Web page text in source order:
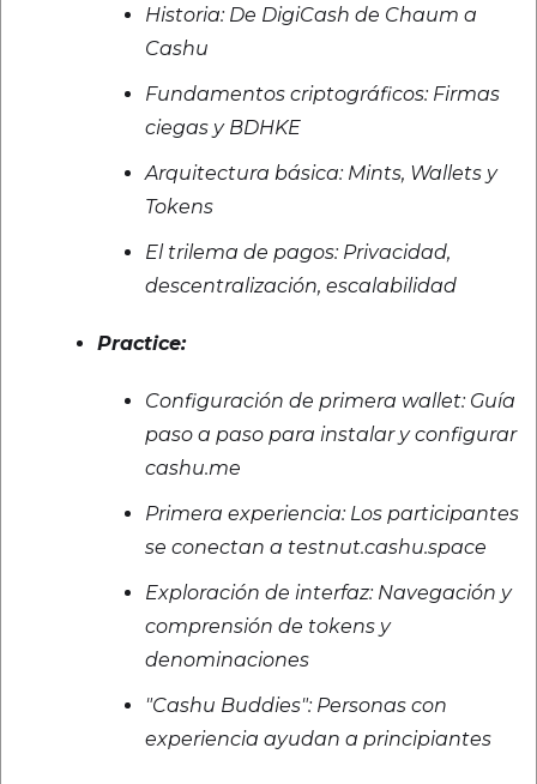
Historia: De DigiCash de Chaum a
Cashu
Fundamentos criptográficos: Firmas
ciegas y BDHKE
Arquitectura básica: Mints, Wallets y
Tokens
El trilema de pagos: Privacidad,
descentralización, escalabilidad
Practice:
Configuración de primera wallet: Guía
paso a paso para instalar y configurar
cashu.me
Primera experiencia: Los participantes
se conectan a testnut.cashu.space
Exploración de interfaz: Navegación y
comprensión de tokens y
denominaciones
"Cashu Buddies": Personas con
experiencia ayudan a principiantes